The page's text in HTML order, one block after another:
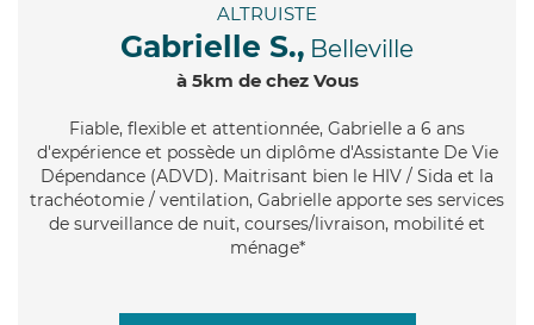
ALTRUISTE
Gabrielle S., Belleville
à 5km de chez Vous
Fiable, flexible et attentionnée, Gabrielle a 6 ans
d'expérience et possède un diplôme d'Assistante De Vie
Dépendance (ADVD). Maitrisant bien le HIV / Sida et la
trachéotomie / ventilation, Gabrielle apporte ses services
de surveillance de nuit, courses/livraison, mobilité et
ménage*